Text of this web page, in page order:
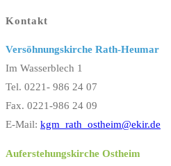
Kontakt
Versöhnungskirche Rath-Heumar
Im Wasserblech 1
Tel. 0221- 986 24 07
Fax. 0221-986 24 09
E-Mail: kgm_rath_ostheim@ekir.de
Auferstehungskirche Ostheim